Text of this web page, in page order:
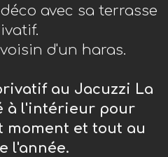
avec sa terrasse
d'un haras.
au Jacuzzi La
à l'intérieur pour
moment et tout au
l'année.